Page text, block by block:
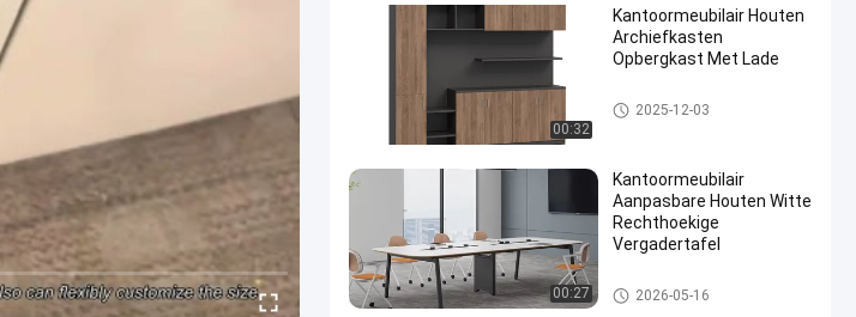
00:32
Kantoormeubilair Houten
Archiefkasten
Opbergkast Met Lade
Kantoor houten archiefkasten
2025-12-03
00:27
Kantoormeubilair
Aanpasbare Houten Witte
Rechthoekige
Vergadertafel
de lijst van de bureauconferent
ie
2026-05-16